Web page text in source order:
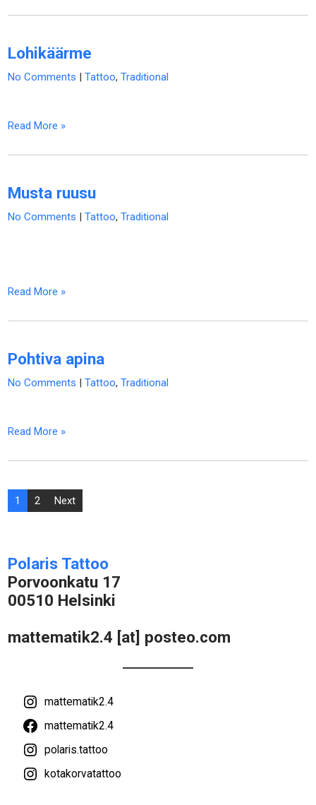
Lohikäärme
No Comments |Tattoo,Traditional
Read More »
Musta ruusu
No Comments |Tattoo,Traditional
Read More »
Pohtiva apina
No Comments |Tattoo,Traditional
Read More »
Posts
navigation
1 2 Next
Polaris Tattoo
Porvoonkatu 17
00510 Helsinki
mattematik2.4 [at] posteo.com
mattematik2.4
mattematik2.4
polaris.tattoo
kotakorvatattoo